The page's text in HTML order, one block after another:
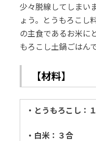
少々脱線してしまい
ょう。とうもろこし
の主食であるお米に
もろこし土鍋ごはんで
【材料】
・とうもろこし：
・白米：３合